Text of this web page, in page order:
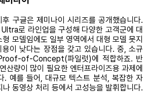
구글은 제미나이 시리즈를 공개했습니다.
로 라인업을 구성해 다양한 고객군에 대
모델임에도 일부 영역에서 대형 모델 못지
이 낮다는 장점을 갖고 있습니다. 중, 소규
of-Concept(파일럿)에 적합하죠. 반
산량이 많이 필요한 엔터프라이즈용 과제에
. 예를 들어, 대규모 텍스트 분석, 복잡한 자
동영상 처리 등에서 고성능을 발휘합니다.